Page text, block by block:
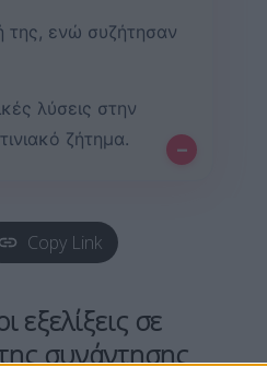
της, ενώ συζήτησαν
λύσεις στην
ζήτημα.
–
Copy Link
εξελίξεις σε
συνάντησης